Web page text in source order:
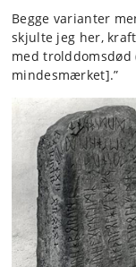
Begge varianter
skjulte jeg her,
med
mindesmærket].”